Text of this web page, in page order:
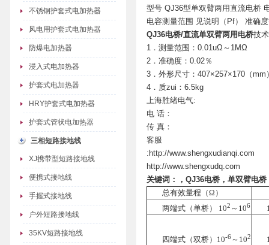
不锈钢护套式电加热器
风电用护套式电加热器
防爆电加热器
浸入式电加热器
护套式电加热器
HRY护套式电加热器
护套式管状电加热器
三相短路接地线
XJ携带型短路接地线
便携式接地线
手握式接地线
户外短路接地线
35KV短路接地线
型号 QJ36型单双臂两用直流电桥
电容测量范围 见说明（Pf） 准确
QJ36电桥/直流单双臂两用电桥技
1．测量范围：0.01uΩ～1MΩ
2．准确度：0.02％
3．外形尺寸：407×257×170（mm
4．质zui：6.5kg
上海胜绪电气:
电 话：
传 真：
客服
:http://www.shengxudianqi.com
http://www.shengxudq.com
关键词：
，QJ36电桥，单双臂电桥
总有效量程（Ω）
两端式（单桥） 102 ～106
四端式（双桥）10-6～102